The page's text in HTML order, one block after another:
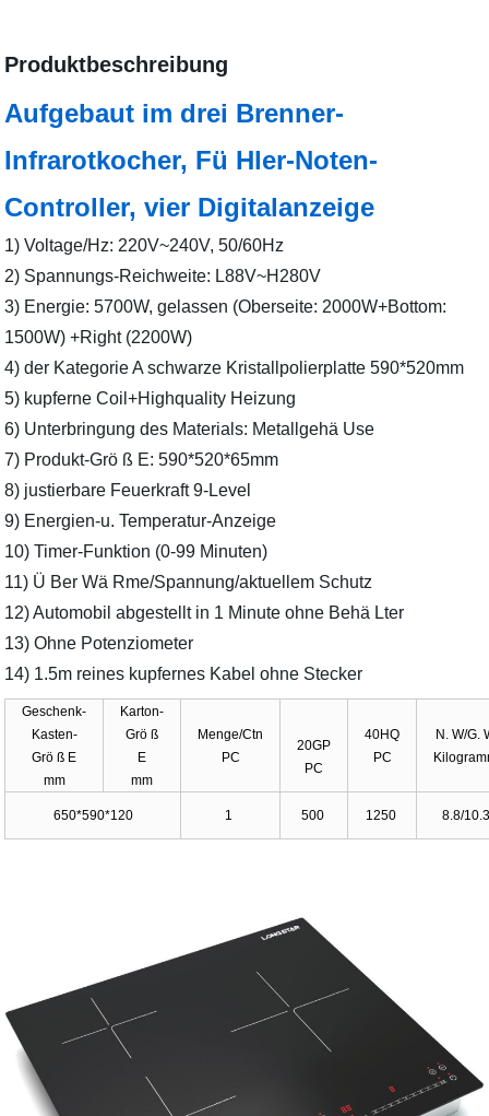
Produktbeschreibung
Aufgebaut im drei Brenner-
Infrarotkocher, Fü Hler-Noten-
Controller, vier Digitalanzeige
1) Voltage/Hz: 220V~240V, 50/60Hz
2) Spannungs-Reichweite: L88V~H280V
3) Energie: 5700W, gelassen (Oberseite: 2000W+Bottom:
1500W) +Right (2200W)
4) der Kategorie A schwarze Kristallpolierplatte 590*520mm
5) kupferne Coil+Highquality Heizung
6) Unterbringung des Materials: Metallgehä Use
7) Produkt-Grö ß E: 590*520*65mm
8) justierbare Feuerkraft 9-Level
9) Energien-u. Temperatur-Anzeige
10) Timer-Funktion (0-99 Minuten)
11) Ü Ber Wä Rme/Spannung/aktuellem Schutz
12) Automobil abgestellt in 1 Minute ohne Behä Lter
13) Ohne Potenziometer
14) 1.5m reines kupfernes Kabel ohne Stecker
Geschenk-
Kasten-
Grö ß E
mm
Karton-
Grö ß
E
mm
Menge/Ctn
PC
20GP
PC
40HQ
PC
N. W/G.
650*590*120 1 500 1250 8.8/10.3